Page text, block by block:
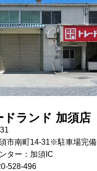
ドランド 加須店
市南町14-31※駐車場完備
ター：加須IC
528-496